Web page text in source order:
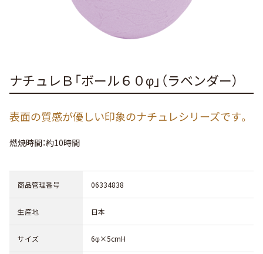
ナチュレＢ「ボール６０φ」（ラベンダー）
表面の質感が優しい印象のナチュレシリーズです。
燃焼時間：約10時間
商品管理番号 06334838
生産地 日本
サイズ 6φ×5cmH